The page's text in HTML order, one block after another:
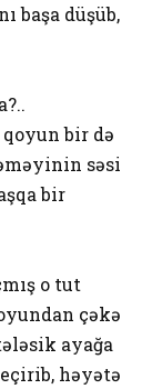
başa düşüb,
qoyun bir də
səsi
bir
o tut
çəkə
ayağa
həyətə